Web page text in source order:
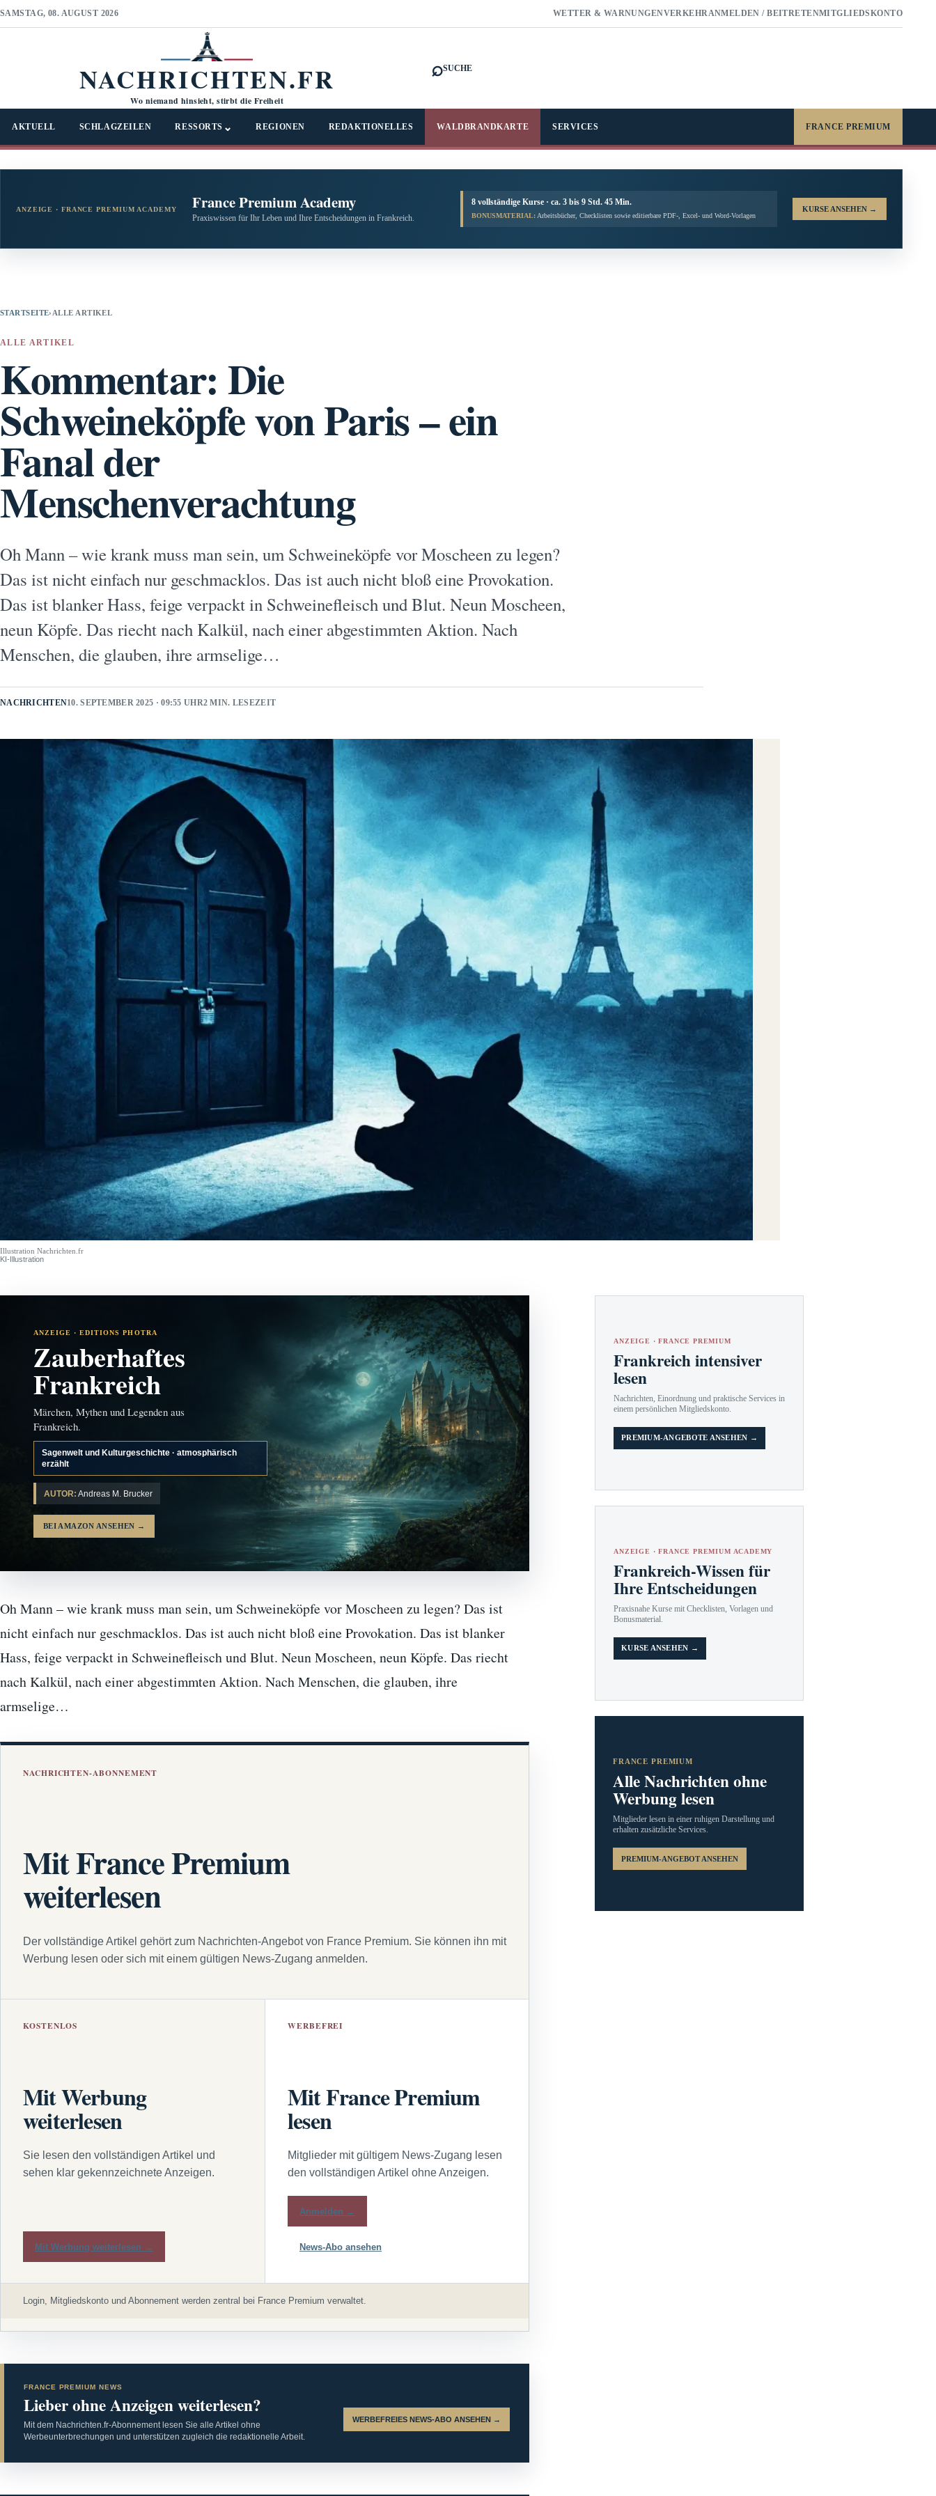
SAMSTAG, 08. AUGUST 2026 WETTER & WARNUNGENVERKEHRANMELDEN / BEITRETENMITGLIEDSKONTO
NACHRICHTEN.FR
Wo niemand hinsieht, stirbt die Freiheit
⌕SUCHE
AKTUELL SCHLAGZEILEN RESSORTS ⌄ REGIONEN REDAKTIONELLES WALDBRANDKARTE SERVICES FRANCE PREMIUM
ANZEIGE · FRANCE PREMIUM ACADEMY France Premium Academy
Praxiswissen für Ihr Leben und Ihre Entscheidungen in Frankreich.
8 vollständige Kurse · ca. 3 bis 9 Std. 45 Min.
BONUSMATERIAL: Arbeitsbücher, Checklisten sowie editierbare PDF-, Excel- und Word-Vorlagen
KURSE ANSEHEN →
STARTSEITE› ALLE ARTIKEL
ALLE ARTIKEL
Kommentar: Die
Schweineköpfe von Paris – ein
Fanal der
Menschenverachtung
Oh Mann – wie krank muss man sein, um Schweineköpfe vor Moscheen zu legen?
Das ist nicht einfach nur geschmacklos. Das ist auch nicht bloß eine Provokation.
Das ist blanker Hass, feige verpackt in Schweinefleisch und Blut. Neun Moscheen,
neun Köpfe. Das riecht nach Kalkül, nach einer abgestimmten Aktion. Nach
Menschen, die glauben, ihre armselige…
NACHRICHTEN10. SEPTEMBER 2025 · 09:55 UHR2 MIN. LESEZEIT
Illustration Nachrichten.fr
KI-Illustration
ANZEIGE · EDITIONS PHOTRA
Zauberhaftes
Frankreich
Märchen, Mythen und Legenden aus
Frankreich.
Sagenwelt und Kulturgeschichte · atmosphärisch
erzählt
AUTOR: Andreas M. Brucker
BEI AMAZON ANSEHEN →
Oh Mann – wie krank muss man sein, um Schweineköpfe vor Moscheen zu legen? Das ist
nicht einfach nur geschmacklos. Das ist auch nicht bloß eine Provokation. Das ist blanker
Hass, feige verpackt in Schweinefleisch und Blut. Neun Moscheen, neun Köpfe. Das riecht
nach Kalkül, nach einer abgestimmten Aktion. Nach Menschen, die glauben, ihre
armselige…
NACHRICHTEN-ABONNEMENT
Mit France Premium
weiterlesen
Der vollständige Artikel gehört zum Nachrichten-Angebot von France Premium. Sie können ihn mit
Werbung lesen oder sich mit einem gültigen News-Zugang anmelden.
KOSTENLOS
Mit Werbung
weiterlesen
Sie lesen den vollständigen Artikel und
sehen klar gekennzeichnete Anzeigen.
Mit Werbung weiterlesen →
WERBEFREI
Mit France Premium
lesen
Mitglieder mit gültigem News-Zugang lesen
den vollständigen Artikel ohne Anzeigen.
Anmelden →
News-Abo ansehen
Login, Mitgliedskonto und Abonnement werden zentral bei France Premium verwaltet.
FRANCE PREMIUM NEWS
Lieber ohne Anzeigen weiterlesen?
Mit dem Nachrichten.fr-Abonnement lesen Sie alle Artikel ohne
Werbeunterbrechungen und unterstützen zugleich die redaktionelle Arbeit.
WERBEFREIES NEWS-ABO ANSEHEN →
ANZEIGE · FRANCE PREMIUM
Frankreich intensiver
lesen
Nachrichten, Einordnung und praktische Services in
einem persönlichen Mitgliedskonto.
PREMIUM-ANGEBOTE ANSEHEN →
ANZEIGE · FRANCE PREMIUM ACADEMY
Frankreich-Wissen für
Ihre Entscheidungen
Praxisnahe Kurse mit Checklisten, Vorlagen und
Bonusmaterial.
KURSE ANSEHEN →
FRANCE PREMIUM
Alle Nachrichten ohne
Werbung lesen
Mitglieder lesen in einer ruhigen Darstellung und
erhalten zusätzliche Services.
PREMIUM-ANGEBOT ANSEHEN